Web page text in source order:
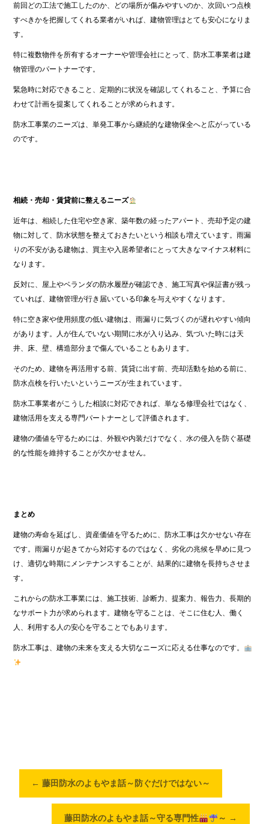
前回どの工法で施工したのか、どの場所が傷みやすいのか、次回いつ点検
すべきかを把握してくれる業者がいれば、建物管理はとても安心になりま
す。
特に複数物件を所有するオーナーや管理会社にとって、防水工事業者は建
物管理のパートナーです。
緊急時に対応できること、定期的に状況を確認してくれること、予算に合
わせて計画を提案してくれることが求められます。
防水工事業のニーズは、単発工事から継続的な建物保全へと広がっている
のです。
相続・売却・賃貸前に整えるニーズ
近年は、相続した住宅や空き家、築年数の経ったアパート、売却予定の建
物に対して、防水状態を整えておきたいという相談も増えています。雨漏
りの不安がある建物は、買主や入居希望者にとって大きなマイナス材料に
なります。
反対に、屋上やベランダの防水履歴が確認でき、施工写真や保証書が残っ
ていれば、建物管理が行き届いている印象を与えやすくなります。
特に空き家や使用頻度の低い建物は、雨漏りに気づくのが遅れやすい傾向
があります。人が住んでいない期間に水が入り込み、気づいた時には天
井、床、壁、構造部分まで傷んでいることもあります。
そのため、建物を再活用する前、賃貸に出す前、売却活動を始める前に、
防水点検を行いたいというニーズが生まれています。
防水工事業者がこうした相談に対応できれば、単なる修理会社ではなく、
建物活用を支える専門パートナーとして評価されます。
建物の価値を守るためには、外観や内装だけでなく、水の侵入を防ぐ基礎
的な性能を維持することが欠かせません。
まとめ
建物の寿命を延ばし、資産価値を守るために、防水工事は欠かせない存在
です。雨漏りが起きてから対応するのではなく、劣化の兆候を早めに見つ
け、適切な時期にメンテナンスすることが、結果的に建物を長持ちさせま
す。
これからの防水工事業には、施工技術、診断力、提案力、報告力、長期的
なサポート力が求められます。建物を守ることは、そこに住む人、働く
人、利用する人の安心を守ることでもあります。
防水工事は、建物の未来を支える大切なニーズに応える仕事なのです。
← 藤田防水のよもやま話～防ぐだけではない～
藤田防水のよもやま話～守る専門性 ～ →